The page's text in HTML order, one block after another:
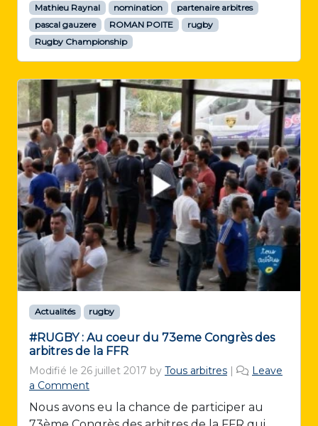
Mathieu Raynal
nomination
partenaire arbitres
pascal gauzere
ROMAN POITE
rugby
Rugby Championship
Actualités rugby
#RUGBY : Au coeur du 73eme Congrès des
arbitres de la FFR
Modifié le 26 juillet 2017 by Tous arbitres
Leave
a Comment
Nous avons eu la chance de participer au